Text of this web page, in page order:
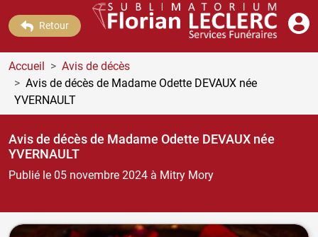
Retour
Accueil
Avis de décès
Avis de décès de Madame Odette DEVAUX née
YVERNAULT
Avis de décès de Madame Odette DEVAUX née
YVERNAULT
Publié le 05 novembre 2024 à Mitry Mory